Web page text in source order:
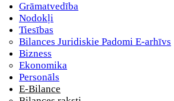
Grāmatvedība
Nodokļi
Tiesības
Bilances Juridiskie Padomi E-arhīvs
Bizness
Ekonomika
Personāls
E-Bilance